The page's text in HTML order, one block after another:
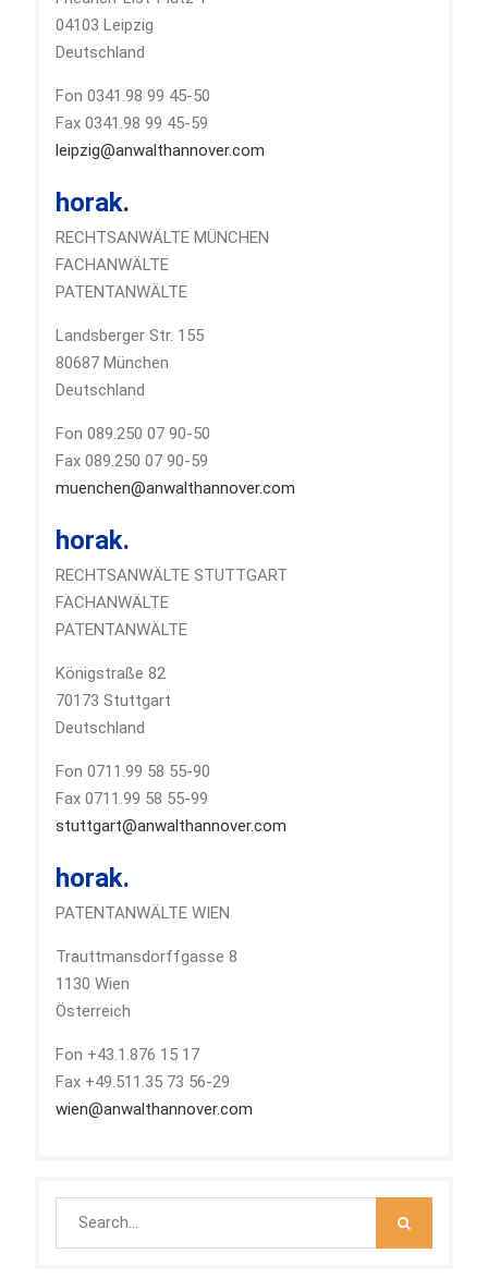
04103 Leipzig
Deutschland
Fon 0341.98 99 45-50
Fax 0341.98 99 45-59
leipzig@anwalthannover.com
horak.
RECHTSANWÄLTE MÜNCHEN
FACHANWÄLTE
PATENTANWÄLTE
Landsberger Str. 155
80687 München
Deutschland
Fon 089.250 07 90-50
Fax 089.250 07 90-59
muenchen@anwalthannover.com
horak.
RECHTSANWÄLTE STUTTGART
FACHANWÄLTE
PATENTANWÄLTE
Königstraße 82
70173 Stuttgart
Deutschland
Fon 0711.99 58 55-90
Fax 0711.99 58 55-99
stuttgart@anwalthannover.com
horak.
PATENTANWÄLTE WIEN
Trauttmansdorffgasse 8
1130 Wien
Österreich
Fon +43.1.876 15 17
Fax +49.511.35 73 56-29
wien@anwalthannover.com